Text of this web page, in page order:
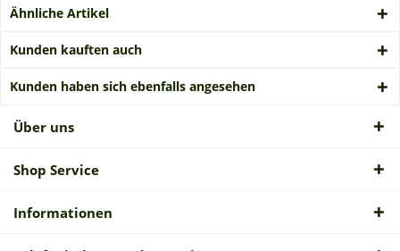
Ähnliche Artikel
Kunden kauften auch
Kunden haben sich ebenfalls angesehen
Über uns
Shop Service
Informationen